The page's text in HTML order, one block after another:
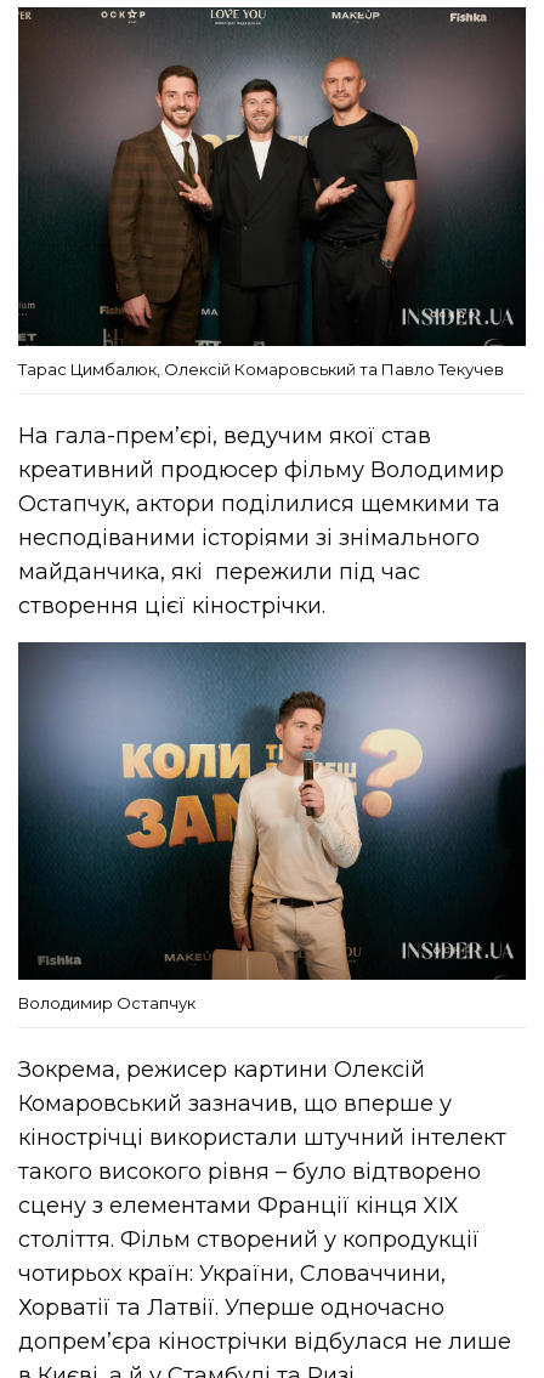
Тарас Цимбалюк, Олексій Комаровський та Павло Текучев
На гала-премʼєрі, ведучим якої став
креативний продюсер фільму Володимир
Остапчук, актори поділилися щемкими та
несподіваними історіями зі знімального
майданчика, які пережили під час
створення цієї кінострічки.
Володимир Остапчук
Зокрема, режисер картини Олексій
Комаровський зазначив, що вперше у
кінострічці використали штучний інтелект
такого високого рівня – було відтворено
сцену з елементами Франції кінця XIX
століття. Фільм створений у копродукції
чотирьох країн: України, Словаччини,
Хорватії та Латвії. Уперше одночасно
допремʼєра кінострічки відбулася не лише